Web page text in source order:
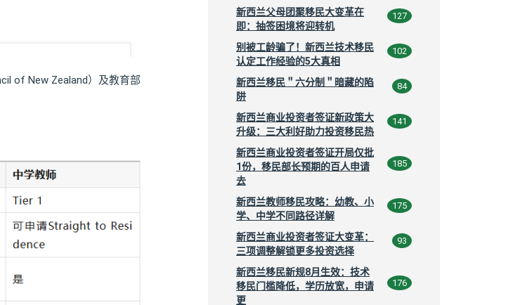
of New Zealand）及教育部
新西兰父母团聚移民大变革在
即：抽签困境将迎转机
127
别被工龄骗了！新西兰技术移民
认定工作经验的5大真相
102
新西兰移民＂六分制＂暗藏的陷
阱
84
新西兰商业投资者签证新政策大
升级：三大利好助力投资移民热
141
新西兰商业投资者签证开局仅批
1份，移民部长预期的百人申请
去
185
新西兰教师移民攻略：幼教、小
学、中学不同路径详解
175
新西兰商业投资者签证大变革：
三项调整解锁更多投资选择
93
新西兰移民新规8月生效：技术
移民门槛降低，学历放宽，申请
更
176